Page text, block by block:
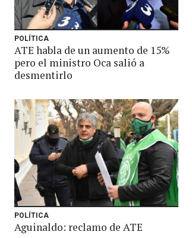
POLÍTICA
ATE habla de un aumento de 15%
pero el ministro Oca salió a
desmentirlo
POLÍTICA
Aguinaldo: reclamo de ATE